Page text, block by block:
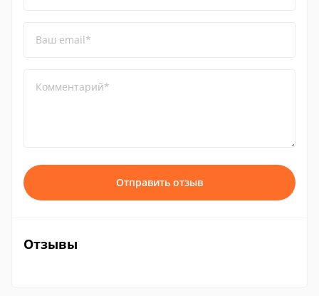
Ваш email*
Комментарий*
Отправить отзыв
Отзывы